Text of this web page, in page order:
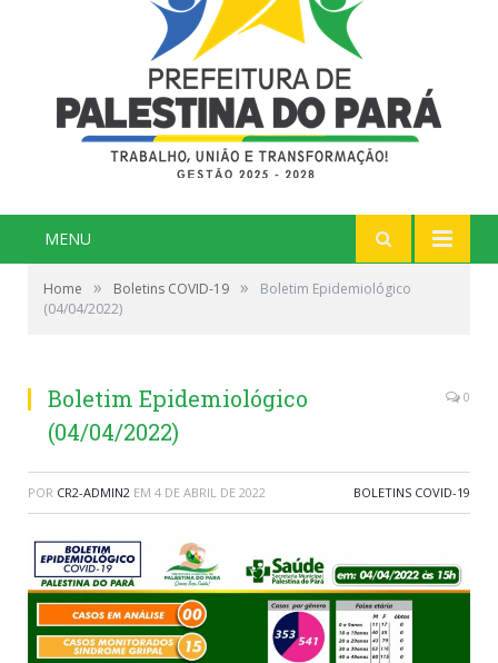
MENU
Home » Boletins COVID-19 »
Boletim Epidemiológico
(04/04/2022)
Boletim Epidemiológico
(04/04/2022)
0
POR CR2-ADMIN2 EM 4 DE ABRIL DE 2022 BOLETINS COVID-19